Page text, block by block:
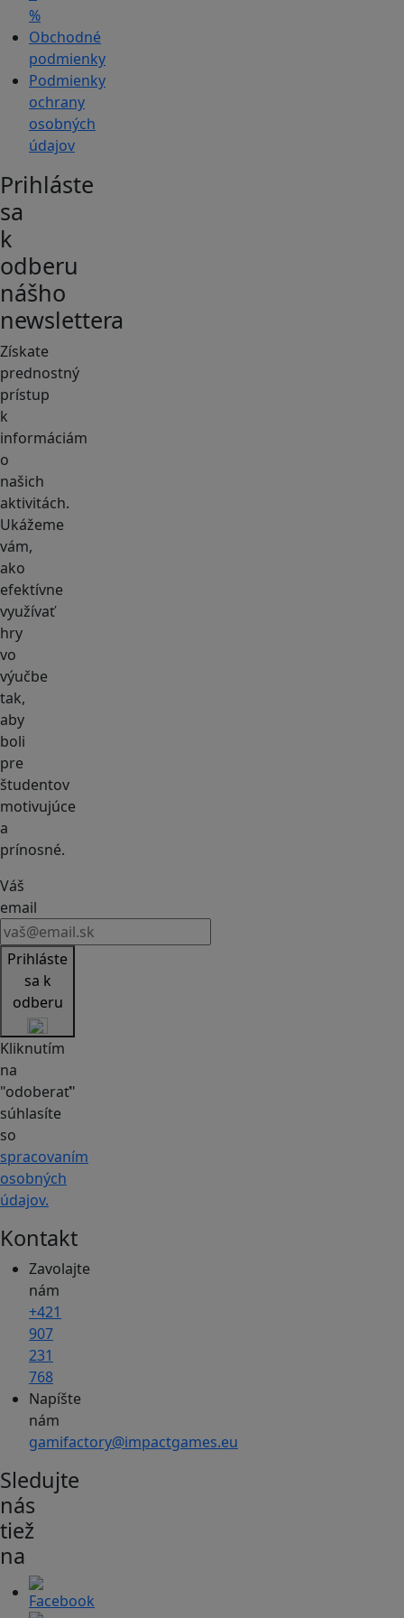
%
Obchodné
podmienky
Podmienky
ochrany
osobných
údajov
Prihláste
sa
k
odberu
nášho
newslettera
Získate
prednostný
prístup
k
informáciám
o
našich
aktivitách.
Ukážeme
vám,
ako
efektívne
využívať
hry
vo
výučbe
tak,
aby
boli
pre
študentov
motivujúce
a
prínosné.
Váš
email
Prihláste
sa k
odberu
Kliknutím
na
"odoberať"
súhlasíte
so
spracovaním
osobných
údajov.
Kontakt
Zavolajte
nám
+421
907
231
768
Napíšte
nám
gamifactory@impactgames.eu
Sledujte
nás
tiež
na